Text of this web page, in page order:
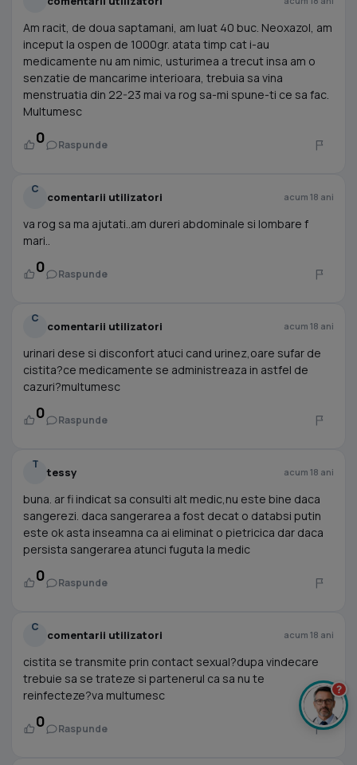
Am racit, de doua saptamani, am luat 40 buc. Neoxazol, am
inceput la ospen de 1000gr. atata timp cat i-au
medicamente nu am nimic, usturimea a trecut insa am o
senzatie de mancarime interioara, trebuia sa vina
menstruatia din 22-23 mai va rog sa-mi spune-ti ce sa fac.
Multumesc
0 Raspunde
C
comentarii utilizatori acum 18 ani
va rog sa ma ajutati..am dureri abdominale si lombare f
mari..
0 Raspunde
C
comentarii utilizatori acum 18 ani
urinari dese si disconfort atuci cand urinez,oare sufar de
cistita?ce medicamente se administreaza in astfel de
cazuri?multumesc
0 Raspunde
T
tessy acum 18 ani
buna. ar fi indicat sa consulti alt medic,nu este bine daca
sangerezi. daca sangerarea a fost decat o databsi putin
este ok asta inseamna ca ai eliminat o pietricica dar daca
persista sangerarea atunci fuguta la medic
0 Raspunde
C
comentarii utilizatori acum 18 ani
cistita se transmite prin contact sexual?dupa vindecare
trebuie sa se trateze si partenerul ca sa nu te
reinfecteze?va multumesc
0 Raspunde
?